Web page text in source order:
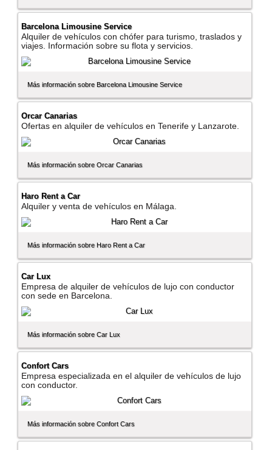
Barcelona Limousine Service
Alquiler de vehí­culos con chófer para turismo, traslados y
viajes. Información sobre su flota y servicios.
Más información sobre Barcelona Limousine Service
Orcar Canarias
Ofertas en alquiler de vehí­culos en Tenerife y Lanzarote.
Más información sobre Orcar Canarias
Haro Rent a Car
Alquiler y venta de vehí­culos en Málaga.
Más información sobre Haro Rent a Car
Car Lux
Empresa de alquiler de vehí­culos de lujo con conductor
con sede en Barcelona.
Más información sobre Car Lux
Confort Cars
Empresa especializada en el alquiler de vehí­culos de lujo
con conductor.
Más información sobre Confort Cars